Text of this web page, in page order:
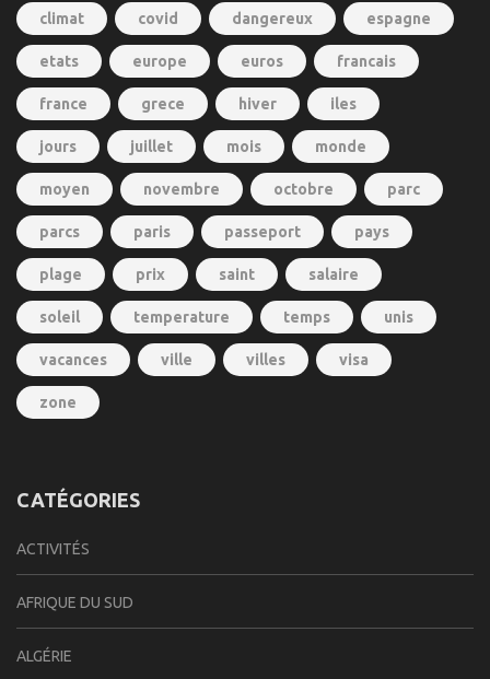
climat covid dangereux espagne
etats europe euros francais
france grece hiver iles
jours juillet mois monde
moyen novembre octobre parc
parcs paris passeport pays
plage prix saint salaire
soleil temperature temps unis
vacances ville villes visa
zone
CATÉGORIES
ACTIVITÉS
AFRIQUE DU SUD
ALGÉRIE